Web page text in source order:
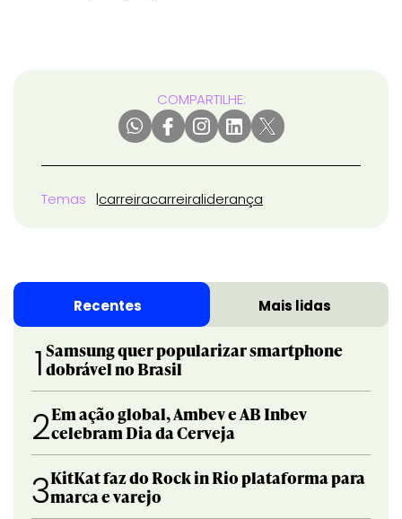
COMPARTILHE:
Temas carreiracarreiraliderança
Recentes Mais lidas
1 Samsung quer popularizar smartphone
dobrável no Brasil
2Em ação global, Ambev e AB Inbev
celebram Dia da Cerveja
3KitKat faz do Rock in Rio plataforma para
marca e varejo